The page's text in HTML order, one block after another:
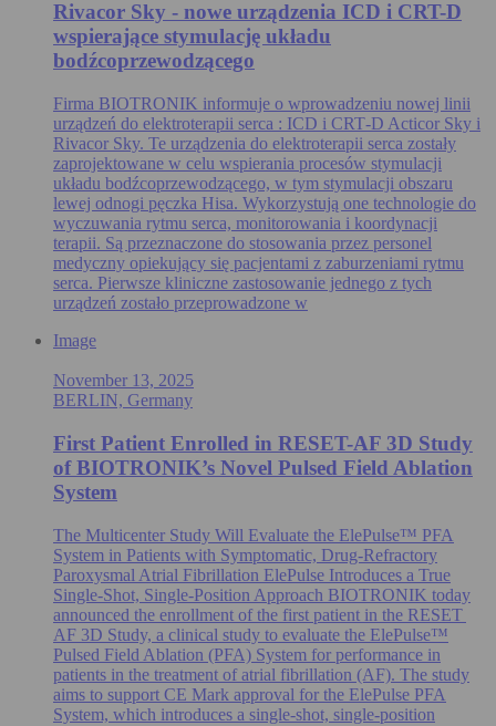
Rivacor Sky - nowe urządzenia ICD i CRT-D
wspierające stymulację układu
bodźcoprzewodzącego
Firma BIOTRONIK informuje o wprowadzeniu nowej linii
urządzeń do elektroterapii serca : ICD i CRT‑D Acticor Sky i
Rivacor Sky. Te urządzenia do elektroterapii serca zostały
zaprojektowane w celu wspierania procesów stymulacji
układu bodźcoprzewodzącego, w tym stymulacji obszaru
lewej odnogi pęczka Hisa. Wykorzystują one technologie do
wyczuwania rytmu serca, monitorowania i koordynacji
terapii. Są przeznaczone do stosowania przez personel
medyczny opiekujący się pacjentami z zaburzeniami rytmu
serca. Pierwsze kliniczne zastosowanie jednego z tych
urządzeń zostało przeprowadzone w
Image
November 13, 2025
BERLIN, Germany
First Patient Enrolled in RESET-AF 3D Study
of BIOTRONIK’s Novel Pulsed Field Ablation
System
The Multicenter Study Will Evaluate the ElePulse™ PFA
System in Patients with Symptomatic, Drug-Refractory
Paroxysmal Atrial Fibrillation ElePulse Introduces a True
Single-Shot, Single-Position Approach BIOTRONIK today
announced the enrollment of the first patient in the RESET
AF 3D Study, a clinical study to evaluate the ElePulse™
Pulsed Field Ablation (PFA) System for performance in
patients in the treatment of atrial fibrillation (AF). The study
aims to support CE Mark approval for the ElePulse PFA
System, which introduces a single-shot, single-position